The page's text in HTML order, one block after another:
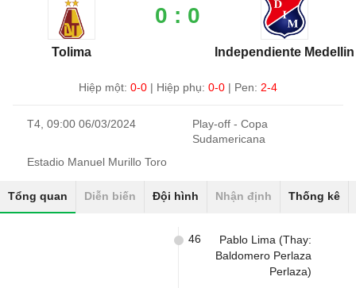
Tolima
0 : 0
Independiente Medellin
Hiệp một: 0-0 | Hiệp phụ: 0-0 | Pen: 2-4
T4, 09:00 06/03/2024
Play-off - Copa
Sudamericana
Estadio Manuel Murillo Toro
Tổng quan Diễn biến Đội hình Nhận định Thống kê
Pablo Lima (Thay:
Baldomero Perlaza
Perlaza)
46